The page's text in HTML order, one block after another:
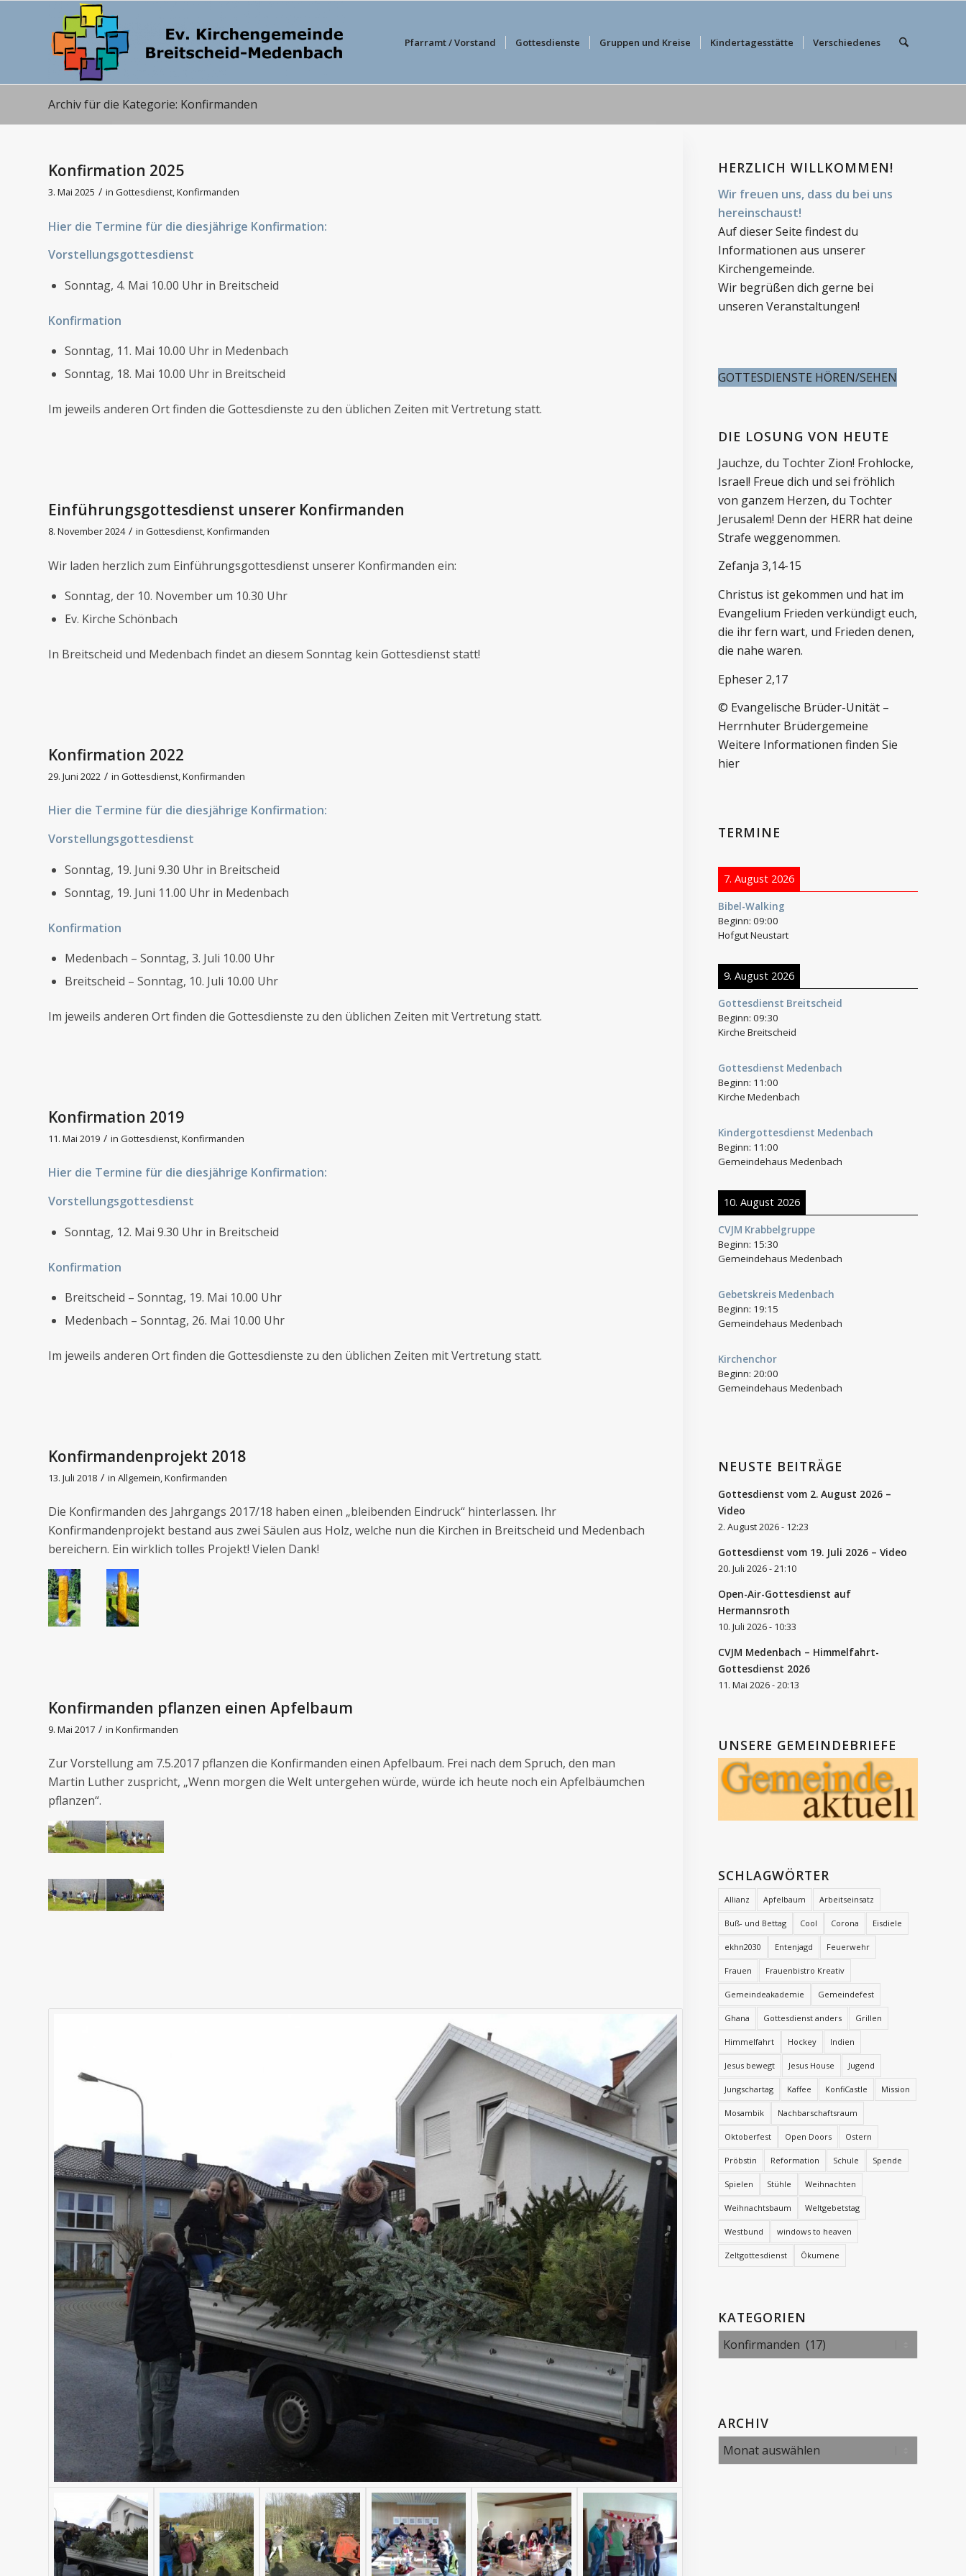
Pfarramt / Vorstand Gottesdienste Gruppen und Kreise Kindertagesstätte Verschiedenes
Archiv für die Kategorie: Konfirmanden
Konfirmation 2025
3. Mai 2025 / in Gottesdienst,Konfirmanden
Hier die Termine für die diesjährige Konfirmation:
Vorstellungsgottesdienst
Sonntag, 4. Mai 10.00 Uhr in Breitscheid
Konfirmation
Sonntag, 11. Mai 10.00 Uhr in Medenbach
Sonntag, 18. Mai 10.00 Uhr in Breitscheid
Im jeweils anderen Ort finden die Gottesdienste zu den üblichen Zeiten mit Vertretung statt.
Einführungsgottesdienst unserer Konfirmanden
8. November 2024 / in Gottesdienst,Konfirmanden
Wir laden herzlich zum Einführungsgottesdienst unserer Konfirmanden ein:
Sonntag, der 10. November um 10.30 Uhr
Ev. Kirche Schönbach
In Breitscheid und Medenbach findet an diesem Sonntag kein Gottesdienst statt!
Konfirmation 2022
29. Juni 2022 / in Gottesdienst,Konfirmanden
Hier die Termine für die diesjährige Konfirmation:
Vorstellungsgottesdienst
Sonntag, 19. Juni 9.30 Uhr in Breitscheid
Sonntag, 19. Juni 11.00 Uhr in Medenbach
Konfirmation
Medenbach – Sonntag, 3. Juli 10.00 Uhr
Breitscheid – Sonntag, 10. Juli 10.00 Uhr
Im jeweils anderen Ort finden die Gottesdienste zu den üblichen Zeiten mit Vertretung statt.
Konfirmation 2019
11. Mai 2019 / in Gottesdienst,Konfirmanden
Hier die Termine für die diesjährige Konfirmation:
Vorstellungsgottesdienst
Sonntag, 12. Mai 9.30 Uhr in Breitscheid
Konfirmation
Breitscheid – Sonntag, 19. Mai 10.00 Uhr
Medenbach – Sonntag, 26. Mai 10.00 Uhr
Im jeweils anderen Ort finden die Gottesdienste zu den üblichen Zeiten mit Vertretung statt.
Konfirmandenprojekt 2018
13. Juli 2018 / in Allgemein,Konfirmanden
Die Konfirmanden des Jahrgangs 2017/18 haben einen „bleibenden Eindruck“ hinterlassen. Ihr
Konfirmandenprojekt bestand aus zwei Säulen aus Holz, welche nun die Kirchen in Breitscheid und Medenbach
bereichern. Ein wirklich tolles Projekt! Vielen Dank!
Konfirmanden pflanzen einen Apfelbaum
9. Mai 2017 / in Konfirmanden
Zur Vorstellung am 7.5.2017 pflanzen die Konfirmanden einen Apfelbaum. Frei nach dem Spruch, den man
Martin Luther zuspricht, „Wenn morgen die Welt untergehen würde, würde ich heute noch ein Apfelbäumchen
pflanzen“.
HERZLICH WILLKOMMEN!
Wir freuen uns, dass du bei uns
hereinschaust!
Auf dieser Seite findest du
Informationen aus unserer
Kirchengemeinde.
Wir begrüßen dich gerne bei
unseren Veranstaltungen!
GOTTESDIENSTE HÖREN/SEHEN
DIE LOSUNG VON HEUTE
Jauchze, du Tochter Zion! Frohlocke,
Israel! Freue dich und sei fröhlich
von ganzem Herzen, du Tochter
Jerusalem! Denn der HERR hat deine
Strafe weggenommen.
Zefanja 3,14-15
Christus ist gekommen und hat im
Evangelium Frieden verkündigt euch,
die ihr fern wart, und Frieden denen,
die nahe waren.
Epheser 2,17
© Evangelische Brüder-Unität –
Herrnhuter Brüdergemeine
Weitere Informationen finden Sie
hier
TERMINE
7. August 2026
Bibel-Walking
Beginn:09:00
Hofgut Neustart
9. August 2026
Gottesdienst Breitscheid
Beginn:09:30
Kirche Breitscheid
Gottesdienst Medenbach
Beginn: 11:00
Kirche Medenbach
Kindergottesdienst Medenbach
Beginn: 11:00
Gemeindehaus Medenbach
10. August 2026
CVJM Krabbelgruppe
Beginn: 15:30
Gemeindehaus Medenbach
Gebetskreis Medenbach
Beginn: 19:15
Gemeindehaus Medenbach
Kirchenchor
Beginn:20:00
Gemeindehaus Medenbach
NEUSTE BEITRÄGE
Gottesdienst vom 2. August 2026 –
Video
2. August 2026 - 12:23
Gottesdienst vom 19. Juli 2026 – Video
20. Juli 2026 - 21:10
Open-Air-Gottesdienst auf
Hermannsroth
10. Juli 2026 - 10:33
CVJM Medenbach – Himmelfahrt-
Gottesdienst 2026
11. Mai 2026 - 20:13
UNSERE GEMEINDEBRIEFE
SCHLAGWÖRTER
Allianz Apfelbaum Arbeitseinsatz
Buß- und Bettag Cool Corona Eisdiele
ekhn2030 Entenjagd Feuerwehr
Frauen Frauenbistro Kreativ
Gemeindeakademie Gemeindefest
Ghana Gottesdienst anders Grillen
Himmelfahrt Hockey Indien
Jesus bewegt Jesus House Jugend
Jungschartag Kaffee KonfiCastle Mission
Mosambik Nachbarschaftsraum
Oktoberfest Open Doors Ostern
Pröbstin Reformation Schule Spende
Spielen Stühle Weihnachten
Weihnachtsbaum Weltgebetstag
Westbund windows to heaven
Zeltgottesdienst Ökumene
KATEGORIEN
Kategorien
ARCHIV